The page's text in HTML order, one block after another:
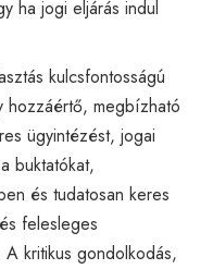
ha jogi eljárás indul
kulcsfontosságú
hozzáértő, megbízható
ügyintézést, jogai
buktatókat,
és tudatosan keres
felesleges
kritikus gondolkodás,